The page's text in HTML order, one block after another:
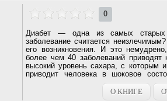
0
Диабет — одна из самых старых
заболевание считается
его возникновения. И это
более чем 40 заболеваний
высокий уровень сахара, с которым
приводит человека в шоковое
О КНИГЕ